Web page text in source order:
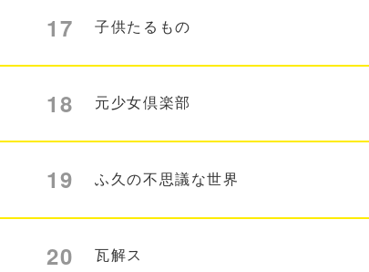
17 子供たるもの
18 元少女倶楽部
19 ふ久の不思議な世界
20 瓦解ス